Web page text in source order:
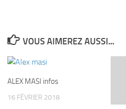
VOUS AIMEREZ AUSSI...
ALEX MASI infos
16 FÉVRIER 2018